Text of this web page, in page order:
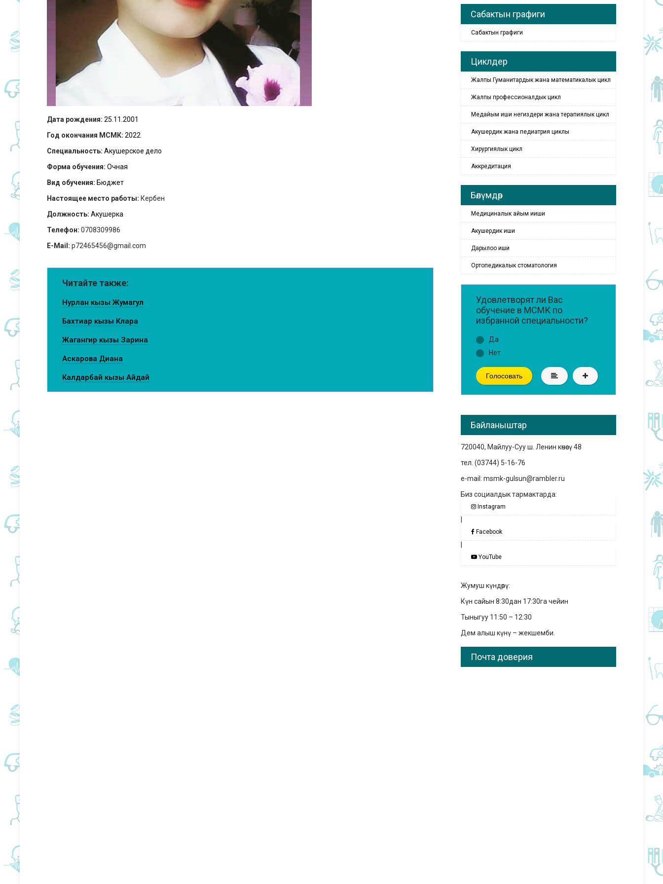
Дата рождения: 25.11.2001
Год окончания МСМК: 2022
Специальность: Акушерское дело
Форма обучения: Очная
Вид обучения: Бюджет
Настоящее место работы: Кербен
Должность: Акушерка
Телефон: 0708309986
E-Mail: p72465456@gmail.com
Читайте также:
Нурлан кызы Жумагул
Бахтиар кызы Клара
Жагангир кызы Зарина
Аскарова Диана
Калдарбай кызы Айдай
Сабактын графиги
Сабактын графиги
Циклдер
Жалпы Гуманитардык жана математикалык цикл
Жалпы профессионалдык цикл
Медайым иши негиздери жана терапиялык цикл
Акушердик жана педиатрия циклы
Хирургиялык цикл
Аккредитация
Бөлүмдөр
Медициналык айым ииши
Акушердик иши
Дарылоо иши
Ортопедикалык стоматология
Удовлетворят ли Вас
обучение в МСМК по
избранной специальности?
Да
Нет
Голосовать
Байланыштар
720040, Майлуу-Суу ш. Ленин көчөсү 48
тел. (03744) 5-16-76
e-mail: msmk-gulsun@rambler.ru
Биз социалдык тармактарда:
Instagram
Facebook
YouTube
Жумуш күндөрү:
Күн сайын 8:30дан 17:30га чейин
Тыныгуу 11:50 – 12:30
Дем алыш күнү – жекшемби.
Почта доверия